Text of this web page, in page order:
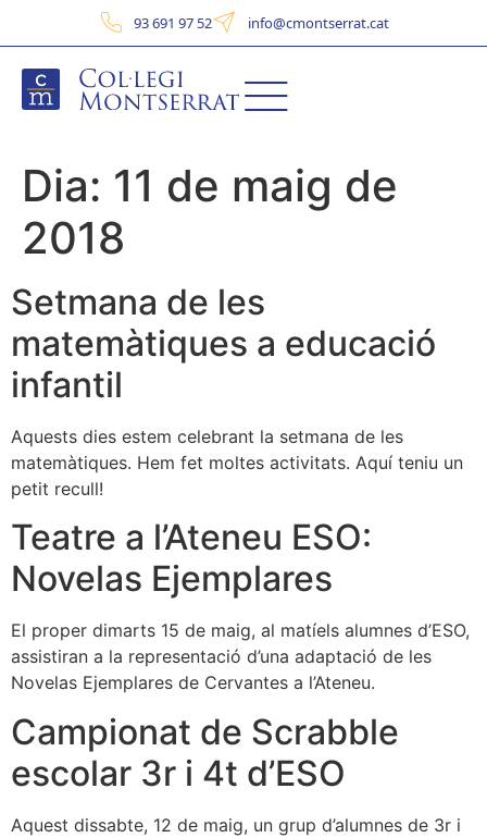
93 691 97 52 info@cmontserrat.cat
Dia: 11 de maig de
2018
Setmana de les
matemàtiques a educació
infantil
Aquests dies estem celebrant la setmana de les
matemàtiques. Hem fet moltes activitats. Aquí teniu un
petit recull!
Teatre a l’Ateneu ESO:
Novelas Ejemplares
El proper dimarts 15 de maig, al matíels alumnes d’ESO,
assistiran a la representació d’una adaptació de les
Novelas Ejemplares de Cervantes a l’Ateneu.
Campionat de Scrabble
escolar 3r i 4t d’ESO
Aquest dissabte, 12 de maig, un grup d’alumnes de 3r i